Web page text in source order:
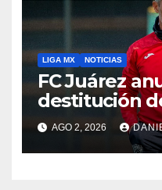
LIGA MX NOTICIAS
FC Juárez
destitución
AGO 2, 2026